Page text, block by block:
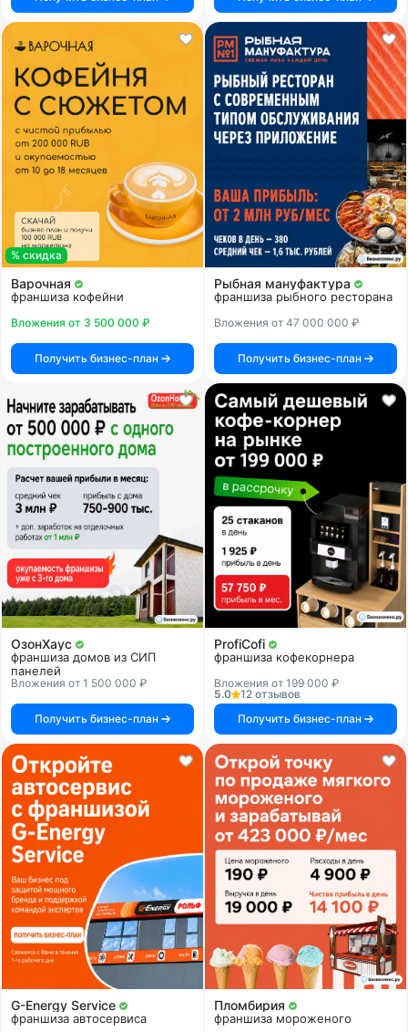
% скидка
Варочная
франшиза кофейни
Вложения от 3 500 000 ₽
Получить бизнес-план
Рыбная мануфактура
франшиза рыбного ресторана
Вложения от 47 000 000 ₽
Получить бизнес-план
ОзонХаус
франшиза домов из СИП
панелей
Вложения от 1 500 000 ₽
Получить бизнес-план
ProfiCofi
франшиза кофекорнера
Вложения от 199 000 ₽
5.0
12 отзывов
Получить бизнес-план
G-Energy Service
франшиза автосервиса
Пломбирия
франшиза мороженого